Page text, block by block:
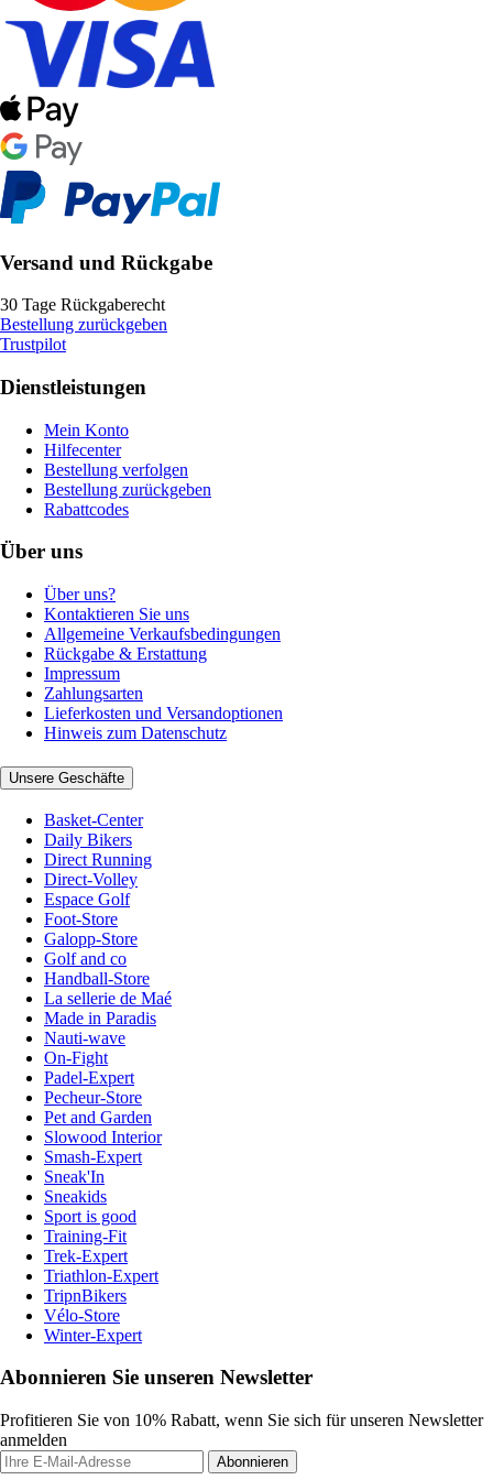
Versand und Rückgabe
30 Tage Rückgaberecht
Bestellung zurückgeben
Trustpilot
Dienstleistungen
Mein Konto
Hilfecenter
Bestellung verfolgen
Bestellung zurückgeben
Rabattcodes
Über uns
Über uns?
Kontaktieren Sie uns
Allgemeine Verkaufsbedingungen
Rückgabe & Erstattung
Impressum
Zahlungsarten
Lieferkosten und Versandoptionen
Hinweis zum Datenschutz
Unsere Geschäfte
Basket-Center
Daily Bikers
Direct Running
Direct-Volley
Espace Golf
Foot-Store
Galopp-Store
Golf and co
Handball-Store
La sellerie de Maé
Made in Paradis
Nauti-wave
On-Fight
Padel-Expert
Pecheur-Store
Pet and Garden
Slowood Interior
Smash-Expert
Sneak'In
Sneakids
Sport is good
Training-Fit
Trek-Expert
Triathlon-Expert
TripnBikers
Vélo-Store
Winter-Expert
Abonnieren Sie unseren Newsletter
Profitieren Sie von 10% Rabatt, wenn Sie sich für unseren Newsletter
anmelden
Abonnieren